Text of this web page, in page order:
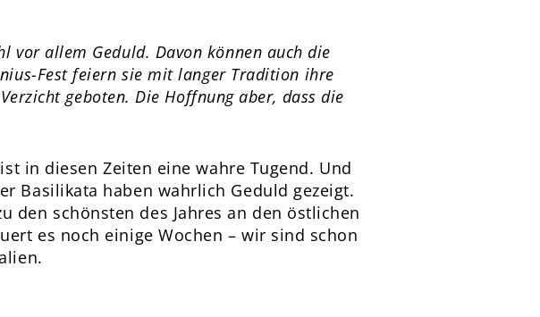
vor allem Geduld. Davon können auch die
Fest feiern sie mit langer Tradition ihre
geboten. Die Hoffnung aber, dass die
in diesen Zeiten eine wahre Tugend. Und
Basilikata haben wahrlich Geduld gezeigt.
den schönsten des Jahres an den östlichen
es noch einige Wochen – wir sind schon